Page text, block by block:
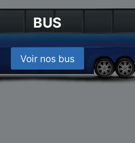
BUS
Voir nos bus